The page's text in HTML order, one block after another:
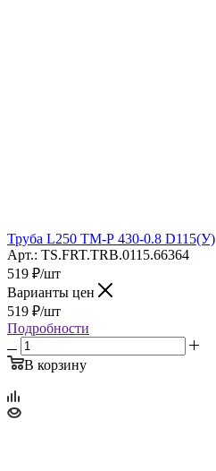
Труба L250 ТМ-Р 430-0.8 D115(У)
Арт.: TS.FRT.TRB.0115.66364
519 ₽/шт
Варианты цен
519 ₽/шт
Подробности
В корзину